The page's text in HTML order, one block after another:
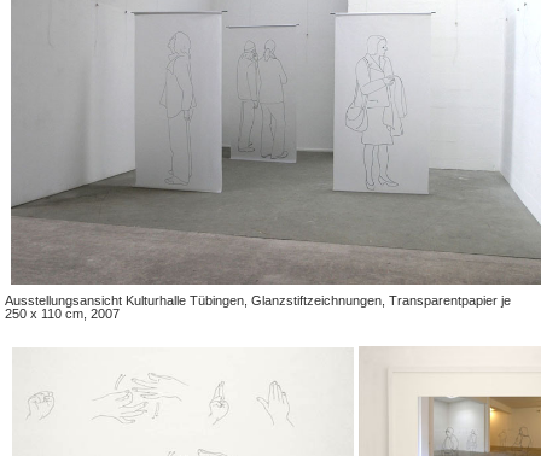
Ausstellungsansicht Kulturhalle Tübingen, Glanzstiftzeichnungen, Transparentpapier je
250 x 110 cm, 2007